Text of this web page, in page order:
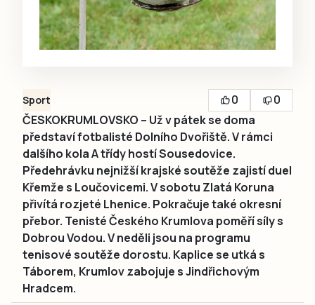
Sport 0
0
ČESKOKRUMLOVSKO – Už v pátek se doma
představí fotbalisté Dolního Dvořiště. V rámci
dalšího kola A třídy hostí Sousedovice.
Předehrávku nejnižší krajské soutěže zajistí duel
Křemže s Loučovicemi. V sobotu Zlatá Koruna
přivítá rozjeté Lhenice. Pokračuje také okresní
přebor. Tenisté Českého Krumlova poměří síly s
Dobrou Vodou. V neděli jsou na programu
tenisové soutěže dorostu. Kaplice se utká s
Táborem, Krumlov zabojuje s Jindřichovým
Hradcem.